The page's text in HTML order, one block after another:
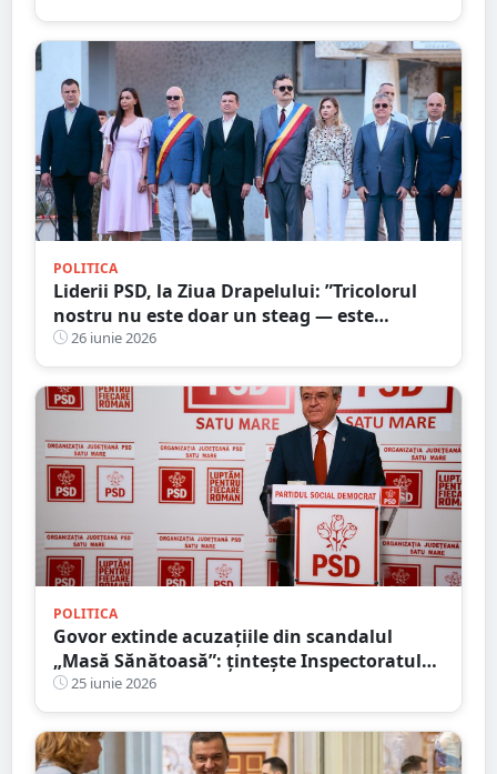
POLITICA
Liderii PSD, la Ziua Drapelului: ”Tricolorul
nostru nu este doar un steag — este
mărturia vie a istoriei, a luptei și a
sacrificiului înaintașilor”
26 iunie 2026
POLITICA
Govor extinde acuzațiile din scandalul
„Masă Sănătoasă”: țintește Inspectoratul
Școlar și susține că neregulile depășesc
cazul Socond
25 iunie 2026